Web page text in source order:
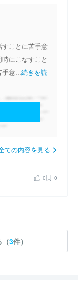
ことに苦手意
にこなすこと
手意...続きを読
ての内容を見る
0 0
（3件）